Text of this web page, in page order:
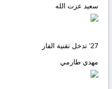
سعید عزت الله
27' تدخل تقنية الفار
مهدي طارمي